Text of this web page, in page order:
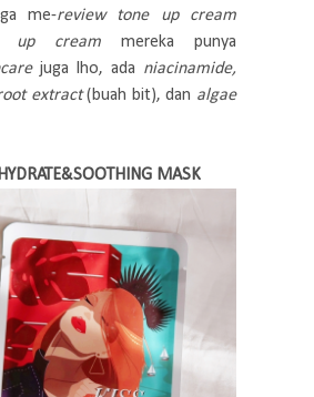
me-review tone up cream
up cream mereka punya
juga lho, ada niacinamide,
extract(buah bit), dan algae
MASK